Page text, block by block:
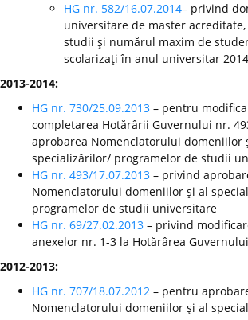
HG nr. 582/16.07.2014– privind
universitare de master
studii şi numărul maxim de
scolarizaţi în anul universitar
2013-2014:
HG nr. 730/25.09.2013 – pentru
completarea Hotărârii Guvernului nr.
aprobarea Nomenclatorului domeniilor
specializărilor/ programelor de studii
HG nr. 493/17.07.2013 – privind
Nomenclatorului domeniilor şi al
programelor de studii universitare
HG nr. 69/27.02.2013 – privind
anexelor nr. 1-3 la Hotărârea
2012-2013:
HG nr. 707/18.07.2012 – pentru
Nomenclatorului domeniilor şi al